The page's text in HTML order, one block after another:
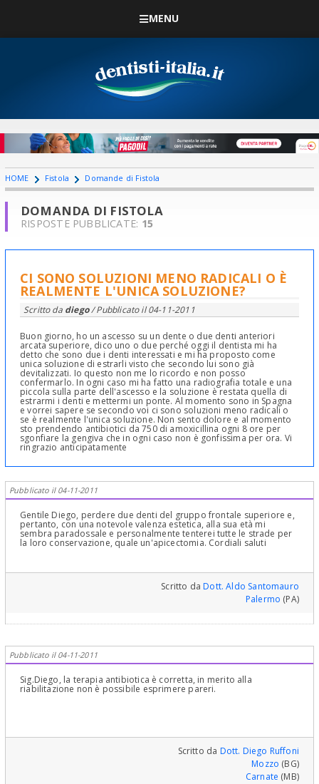
MENU
HOME Fistola Domande di Fistola
DOMANDA DI FISTOLA
RISPOSTE PUBBLICATE: 15
CI SONO SOLUZIONI MENO RADICALI O È
REALMENTE L'UNICA SOLUZIONE?
Scritto da diego/ Pubblicato il04-11-2011
Buon giorno, ho un ascesso su un dente o due denti anteriori
arcata superiore, dico uno o due perché oggi il dentista mi ha
detto che sono due i denti interessati e mi ha proposto come
unica soluzione di estrarli visto che secondo lui sono già
devitalizzati. Io questo non me lo ricordo e non posso
confermarlo. In ogni caso mi ha fatto una radiografia totale e una
piccola sulla parte dell'ascesso e la soluzione è restata quella di
estrarmi i denti e mettermi un ponte. Al momento sono in Spagna
e vorrei sapere se secondo voi ci sono soluzioni meno radicali o
se è realmente l'unica soluzione. Non sento dolore e al momento
sto prendendo antibiotici da 750 di amoxicillina ogni 8 ore per
sgonfiare la gengiva che in ogni caso non è gonfissima per ora. Vi
ringrazio anticipatamente
Pubblicato il 04-11-2011
Gentile Diego, perdere due denti del gruppo frontale superiore e,
pertanto, con una notevole valenza estetica, alla sua età mi
sembra paradossale e personalmente tenterei tutte le strade per
la loro conservazione, quale un'apicectomia. Cordiali saluti
Scritto daDott. Aldo Santomauro
Palermo (PA)
Pubblicato il 04-11-2011
Sig.Diego, la terapia antibiotica è corretta, in merito alla
riabilitazione non è possibile esprimere pareri.
Scritto da Dott. Diego Ruffoni
Mozzo (BG)
Carnate (MB)